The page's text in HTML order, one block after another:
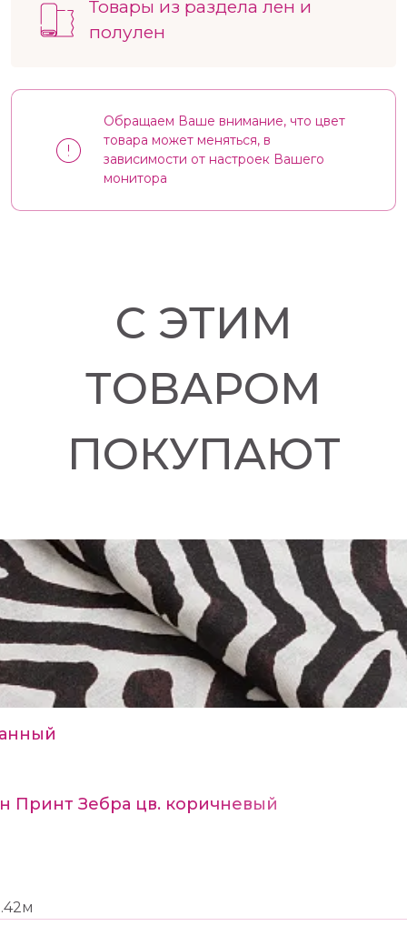
Товары из раздела лен и
полулен
Обращаем Ваше внимание, что цвет
товара может меняться, в
зависимости от настроек Вашего
монитора
С ЭТИМ
ТОВАРОМ
ПОКУПАЮТ
Принт Зебра цв. коричневый